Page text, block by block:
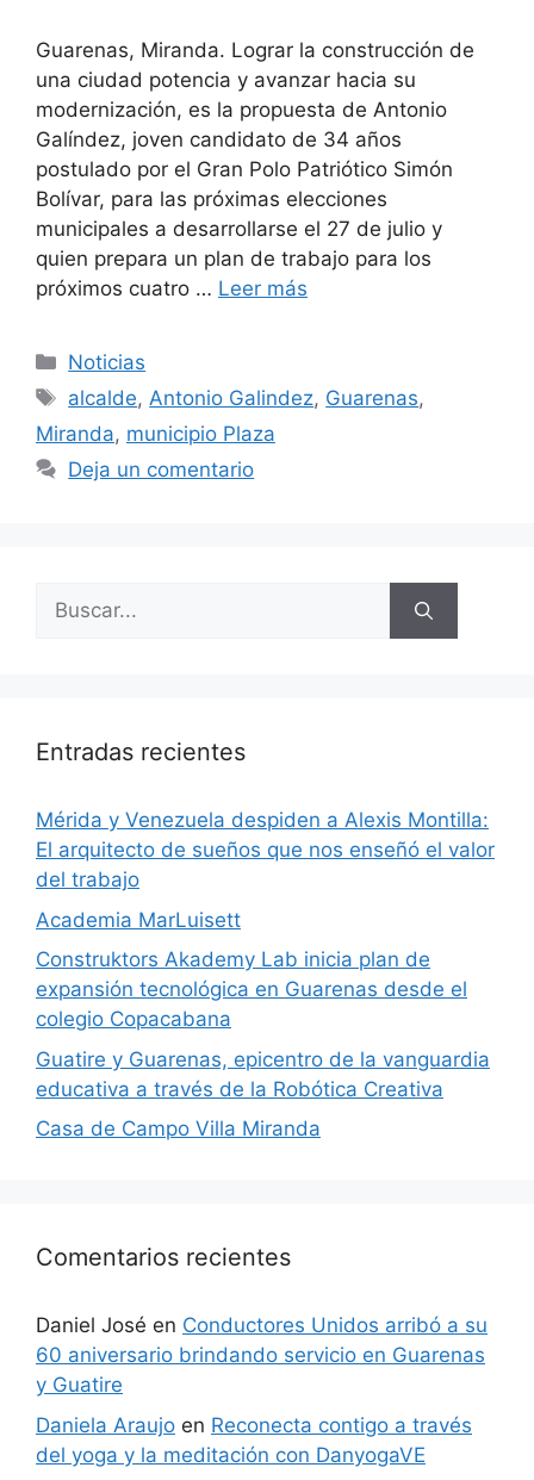
Guarenas, Miranda. Lograr la construcción de
una ciudad potencia y avanzar hacia su
modernización, es la propuesta de Antonio
Galíndez, joven candidato de 34 años
postulado por el Gran Polo Patriótico Simón
Bolívar, para las próximas elecciones
municipales a desarrollarse el 27 de julio y
quien prepara un plan de trabajo para los
próximos cuatro … Leer más
Noticias
alcalde,Antonio Galindez, Guarenas,
Miranda, municipio Plaza
Deja un comentario
Entradas recientes
​Mérida y Venezuela despiden a Alexis Montilla:
El arquitecto de sueños que nos enseñó el valor
del trabajo
Academia MarLuisett
Construktors Akademy Lab inicia plan de
expansión tecnológica en Guarenas desde el
colegio Copacabana
Guatire y Guarenas, epicentro de la vanguardia
educativa a través de la Robótica Creativa
Casa de Campo Villa Miranda
Comentarios recientes
Daniel José en Conductores Unidos arribó a su
60 aniversario brindando servicio en Guarenas
y Guatire
Daniela Araujo en Reconecta contigo a través
del yoga y la meditación con DanyogaVE